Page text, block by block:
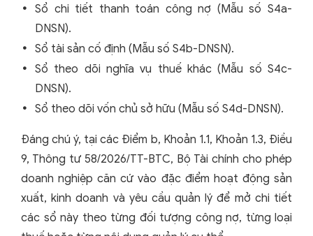
Sổ chi tiết thanh toán công nợ (Mẫu số S4a-
DNSN).
Sổ tài sản cố định (Mẫu số S4b-DNSN).
Sổ theo dõi nghĩa vụ thuế khác (Mẫu số S4c-
DNSN).
Sổ theo dõi vốn chủ sở hữu (Mẫu số S4d-DNSN).
Đáng chú ý, tại các Điểm b, Khoản 1.1, Khoản 1.3, Điều
9, Thông tư 58/2026/TT-BTC, Bộ Tài chính cho phép
doanh nghiệp căn cứ vào đặc điểm hoạt động sản
xuất, kinh doanh và yêu cầu quản lý để mở chi tiết
các sổ này theo từng đối tượng công nợ, từng loại